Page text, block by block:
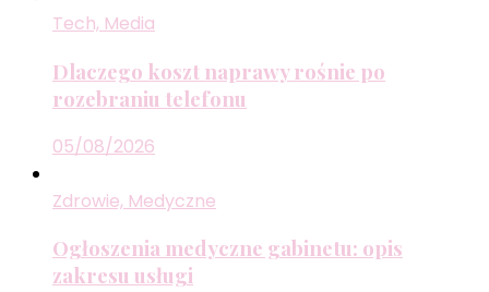
Tech, Media
Dlaczego koszt naprawy rośnie po
rozebraniu telefonu
05/08/2026
Zdrowie, Medyczne
Ogłoszenia medyczne gabinetu: opis
zakresu usługi